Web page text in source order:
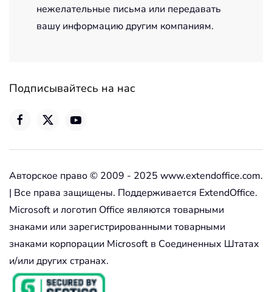
нежелательные письма или передавать
вашу информацию другим компаниям.
Подписывайтесь на нас
Авторское право © 2009 - 2025 www.extendoffice.com.
| Все права защищены. Поддерживается ExtendOffice.
Microsoft и логотип Office являются товарными
знаками или зарегистрированными товарными
знаками корпорации Microsoft в Соединенных Штатах
и/или других странах.